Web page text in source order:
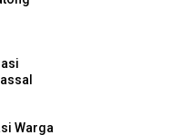
Warga